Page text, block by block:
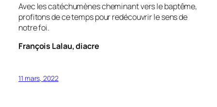
Avec les catéchumènes cheminant vers le baptême,
profitons de ce temps pour redécouvrir le sens de
notre foi.
François Lalau, diacre
11 mars, 2022